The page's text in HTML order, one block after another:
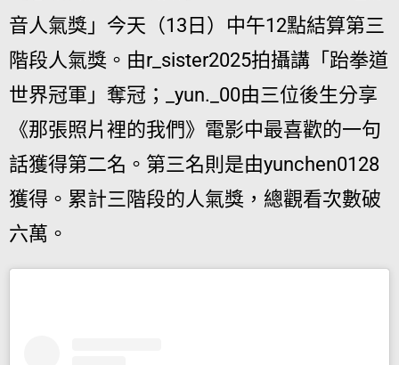
音人氣獎」今天（13日）中午12點結算第三
階段人氣獎。由r_sister2025拍攝講「跆拳道
世界冠軍」奪冠；_yun._00由三位後生分享
《那張照片裡的我們》電影中最喜歡的一句
話獲得第二名。第三名則是由yunchen0128
獲得。累計三階段的人氣獎，總觀看次數破
六萬。